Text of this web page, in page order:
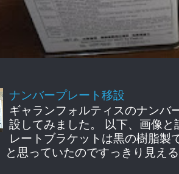
ナンバープレート移設
ギャランフォルティスのナンバ
設してみました。 以下、画像
レートブラケットは黒の樹脂製
と思っていたのですっきり見え